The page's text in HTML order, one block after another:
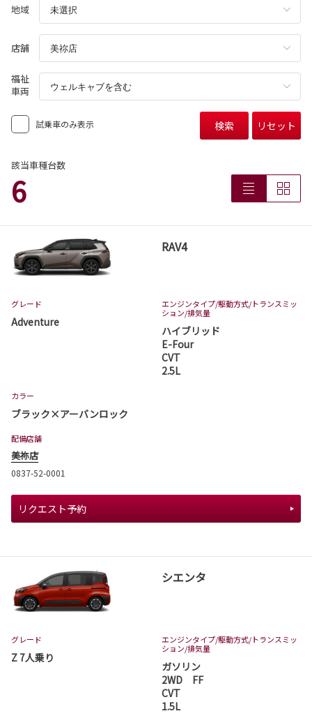
地域
店舗
福祉
車両
試乗車のみ表示 検索 リセット
該当車種台数
6
RAV4
グレード
Adventure
エンジンタイプ/駆動方式/トランスミッ
ション/排気量
ハイブリッド
E-Four
CVT
2.5L
カラー
ブラック×アーバンロック
配備店舗
美祢店
0837-52-0001
リクエスト予約
シエンタ
グレード
Z 7人乗り
エンジンタイプ/駆動方式/トランスミッ
ション/排気量
ガソリン
2WD FF
CVT
1.5L